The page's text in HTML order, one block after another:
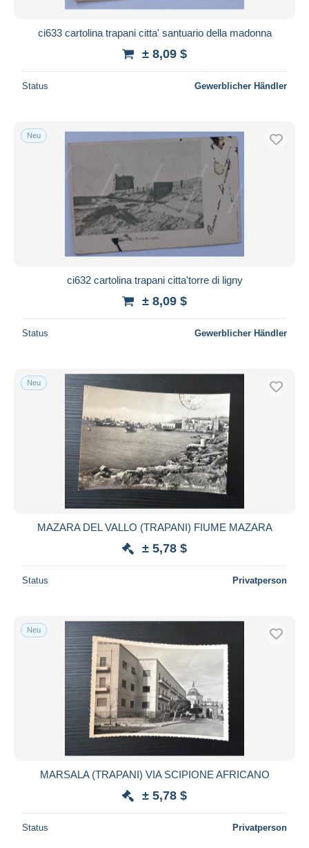
ci633 cartolina trapani citta' santuario della madonna
± 8,09 $
Status Gewerblicher Händler
Neu
ci632 cartolina trapani citta'torre di ligny
± 8,09 $
Status Gewerblicher Händler
Neu
MAZARA DEL VALLO (TRAPANI) FIUME MAZARA
± 5,78 $
Status Privatperson
Neu
MARSALA (TRAPANI) VIA SCIPIONE AFRICANO
± 5,78 $
Status Privatperson